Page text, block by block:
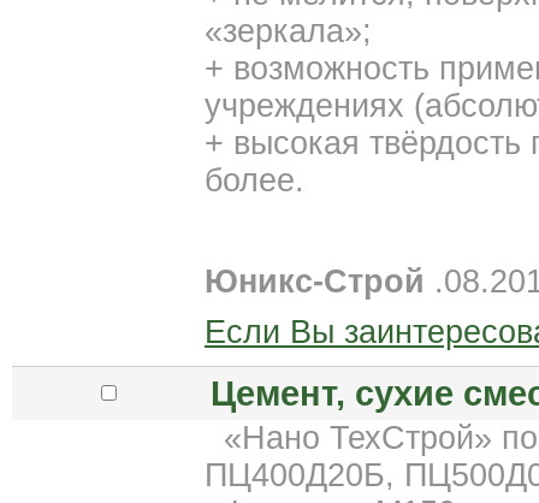
«зеркала»;
+ возможность
учреждениях
+ высокая
более.
Юникс-Строй
Если Вы
Цемент, сухие
«Нано ТехСтрой»
ПЦ400Д20Б,